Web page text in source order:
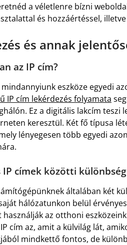
a véletlenre bízni
és hozzáértéssel,
és annak
az IP cím?
eszköze egyedi
IP cím lekérdezés folyamata
Ez a digitális lakcím teszi
keresztül. Két fő típusa
lényegesen több egyedi
IP címek közötti különbség
általában két
hálózatunkon belül
az otthoni
cím az, amit a külvilág lát,
mindkettő fontos, de